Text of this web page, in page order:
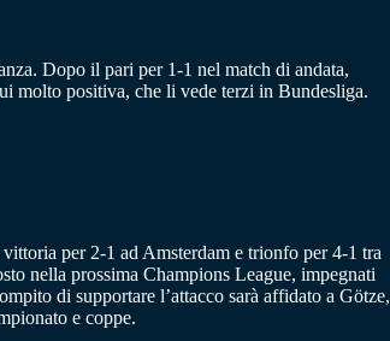
Dopo il pari per 1-1 nel match di andata,
molto positiva, che li vede terzi in Bundesliga.
per 2-1 ad Amsterdam e trionfo per 4-1 tra
nella prossima Champions League, impegnati
di supportare l’attacco sarà affidato a Götze,
e coppe.